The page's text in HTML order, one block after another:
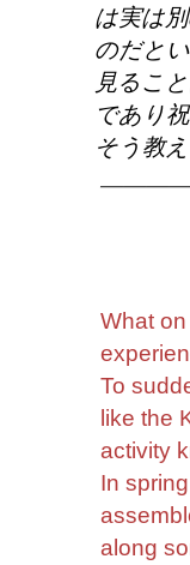
は実は
のだとい
見るこ
であり
そう教
――――池
What
To
like the
activity
In
along